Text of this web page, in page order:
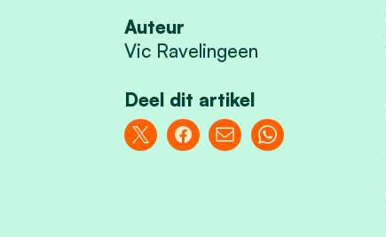
Auteur
Vic Ravelingeen
Deel dit artikel